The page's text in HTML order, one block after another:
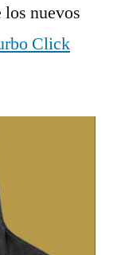
Addi
Turbo
los nuevos
Click